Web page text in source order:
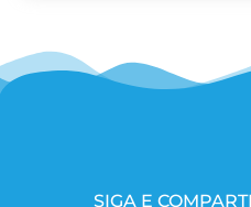
SIGA E